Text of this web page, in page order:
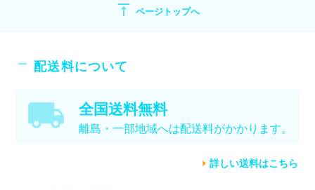
vertical_align_top ページトップへ
配送料について
全国送料無料
離島・一部地域へは配送料がかかります。
詳しい送料はこちら